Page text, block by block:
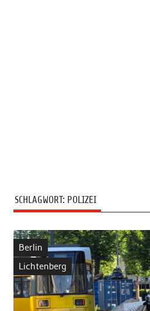
SCHLAGWORT: POLIZEI
Berlin
Lichtenberg